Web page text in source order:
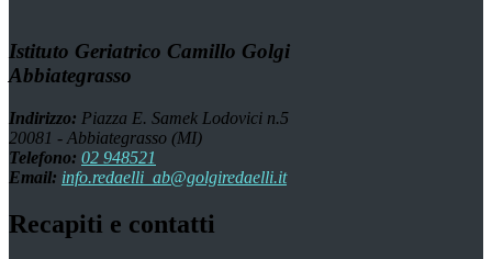
Istituto Geriatrico Camillo Golgi
Abbiategrasso
Indirizzo: Piazza E. Samek Lodovici n.5
20081 - Abbiategrasso (MI)
Telefono: 02 948521
Email: info.redaelli_ab@golgiredaelli.it
Recapiti e contatti